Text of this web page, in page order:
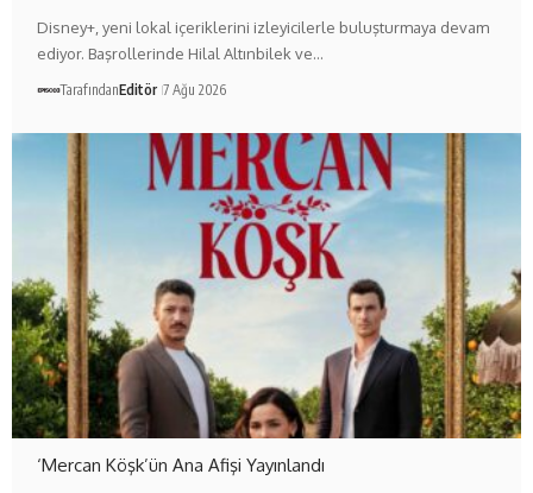
Disney+, yeni lokal içeriklerini izleyicilerle buluşturmaya devam
ediyor. Başrollerinde Hilal Altınbilek ve…
TarafındanEditör 7 Ağu 2026
‘Mercan Köşk’ün Ana Afişi Yayınlandı